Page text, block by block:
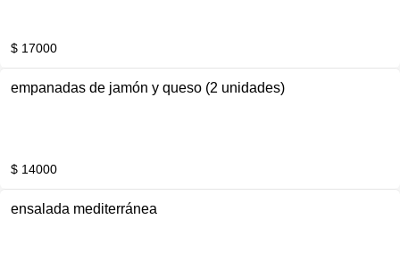
$ 17000
empanadas de jamón y queso (2 unidades)
$ 14000
ensalada mediterránea